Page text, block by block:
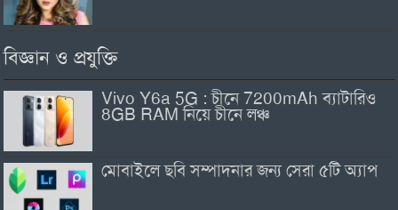
বিজ্ঞান ও প্রযুক্তি
Vivo Y6a 5G : চীনে 7200mAh ব্যাটারিও
8GB RAM নিয়ে চীনে লঞ্চ
মোবাইলে ছবি সম্পাদনার জন্য সেরা ৫টি অ্যাপ